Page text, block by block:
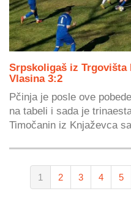
Srpskoligaš iz Trgovišta
Vlasina 3:2
Pčinja je posle ove
na tabeli i sada je
Timočanin iz Knjaževca
1 2 3 4 5